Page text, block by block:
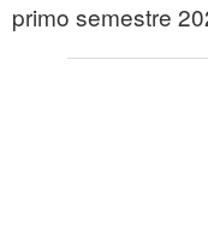
primo semestre